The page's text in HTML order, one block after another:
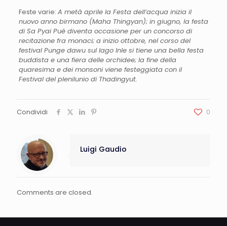
Feste varie: A metà aprile la Festa dell’acqua inizia il
nuovo anno birmano (Maha Thingyan); in giugno, la festa
di Sa Pyai Pué diventa occasione per un concorso di
recitazione fra monaci; a inizio ottobre, nel corso del
festival Punge dawu sul lago Inle si tiene una bella festa
buddista e una fiera delle orchidee; la fine della
quaresima e dei monsoni viene festeggiata con il
Festival del plenilunio di Thadingyut.
Condividi 0
Luigi Gaudio
Comments are closed.